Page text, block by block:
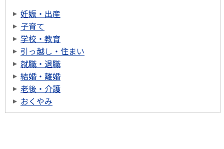
妊娠・出産
子育て
学校・教育
引っ越し・住まい
就職・退職
結婚・離婚
老後・介護
おくやみ